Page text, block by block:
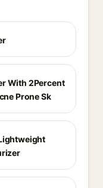
With 2Percent
Prone Sk